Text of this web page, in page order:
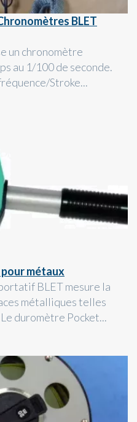
BLET
un chronomètre
au 1/100 de seconde.
Stroke...
métaux
BLET mesure la
métalliques telles
Le duromètre Pocket...